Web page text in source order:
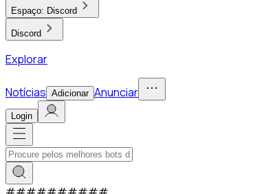
Espaço: Discord
Discord
Explorar
Notícias Adicionar Anunciar
Login